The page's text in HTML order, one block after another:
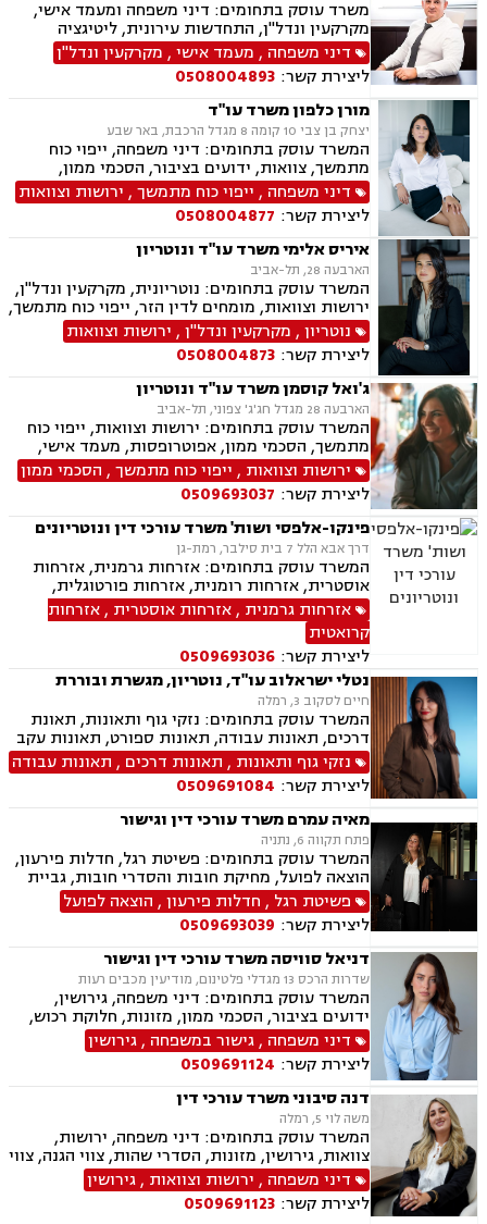
משרד עוסק בתחומים: דיני משפחה ומעמד אישי,
מקרקעין ונדל"ן, התחדשות עירונית, ליטיגציה
אזרחית-מסחרית, סכסוכים חוזיים, סכסוכים כספיים,
דיני חברות, ירושות וצוואות, ייפוי כוח מתמשך,
גישור.
דיני משפחה , מעמד אישי, מקרקעין ונדל"ן
ליצירת קשר: 0508004893
מורן כלפון משרד עו"ד
יצחק בן צבי 10 קומה 8 מגדל הרכבת, באר שבע
המשרד עוסק בתחומים: דיני משפחה, ייפוי כוח
מתמשך, צוואות, ידועים בציבור, הסכמי ממון,
אבהות, מזונות, משמורת, גירושין, נישואים אזרחיים,
ניכור הורי
דיני משפחה , ייפוי כוח מתמשך, ירושות וצוואות
ליצירת קשר: 0508004877
איריס אלימי משרד עו"ד ונוטריון
הארבעה 28, תל-אביב
המשרד עוסק בתחומים: נוטריונית, מקרקעין ונדל"ן,
ירושות וצוואות, מומחים לדין הזר, ייפוי כוח מתמשך,
מיסים, תמ"א 38, אזרחות זרה ודרכון זר.
נוטריון, מקרקעין ונדל"ן, ירושות וצוואות
ליצירת קשר: 0508004873
ג'ואל קוסמן משרד עו"ד ונוטריון
הארבעה 28 מגדל חג'ג' צפוני, תל-אביב
המשרד עוסק בתחומים: ירושות וצוואות, ייפוי כוח
מתמשך, הסכמי ממון, אפוטרופסות, מעמד אישי,
ידועים בציבור, אבהות, חלוקת רכוש, דיני עליה, דיני
מקרקעין, עסקאות מכר דירה מקבלן או יד שניה,
מיסוי מקרקעין, נוטריון עברית צרפתית אנגלית.
ירושות וצוואות , ייפוי כוח מתמשך, הסכמי ממון
ליצירת קשר: 0509693037
פינקו-אלפסי ושות' משרד עורכי דין ונוטריונים
דרך אבא הלל 7 בית סילבר, רמת-גן
המשרד עוסק בתחומים: אזרחות גרמנית, אזרחות
אוסטרית, אזרחות רומנית, אזרחות פורטוגלית,
אזרחות מרוקאית, אזרחות קרואטית, אזרחות
ספרדית, אזרחות צ'כית, ייפוי כוח מתמשך, נוטריון,
ירושות וצוואות, תמ"א 38
אזרחות גרמנית ,אזרחות אוסטרית ,אזרחות
קרואטית
ליצירת קשר: 0509693036
נטלי ישראלוב עו"ד, נוטריון, מגשרת ובוררת
חיים לסקוב 3, רמלה
המשרד עוסק בתחומים: נזקי גוף ותאונות, תאונת
דרכים, תאונות עבודה, תאונות ספורט, תאונות עקב
רשלנות, תאונות תלמידים, ביטוח לאומי, גישור,
רשלנות רפואית הריון ולידה, ירושות וצוואות, ייפוי
כוח מתמשך, ביטוח סיעודי, נפגעי עבירה, בריאות
הנפש,
נזקי גוף ותאונות , תאונות דרכים , תאונות עבודה
ליצירת קשר: 0509691084
מאיה עמרם משרד עורכי דין וגישור
פתח תקווה 6, נתניה
המשרד עוסק בתחומים: פשיטת רגל, חדלות פירעון,
הוצאה לפועל, מחיקת חובות והסדרי חובות, גביית
חובות, ירושות וצוואות, ייפוי כוח מתמשך, דיני
חברות, פירוקים והקפאת הליכים, מיזוגים ורכישות,
ליווי עסקי, ליווי מיזמי סטרטאפ.
פשיטת רגל , חדלות פירעון, הוצאה לפועל
ליצירת קשר: 0509693039
דניאל סוויסה משרד עורכי דין וגישור
שדרות הרכס 13 מגדלי פלטינום, מודיעין מכבים רעות
המשרד עוסק בתחומים: דיני משפחה, גירושין,
ידועים בציבור, הסכמי ממון, מזונות, חלוקת רכוש,
מעמד אישי, תיאום הורי, זמני שהות (החזקת ילדים),
אלימות במשפחה, ניכור הורי, אפוטרופסות, ירושות
וצוואות, גישור במשפחה, ליטיגציה, ייפוי כוח
מתמשך.
דיני משפחה ,גישור במשפחה ,גירושין
ליצירת קשר: 0509691124
דנה סיבוני משרד עורכי דין
משה לוי 5, רמלה
המשרד עוסק בתחומים: דיני משפחה, ירושות,
צוואות, גירושין, מזונות, הסדרי שהות, צווי הגנה, צווי
מניעה, הסכמי ממון, עריכת הסכמים משפטיים,
אפוטרופסות, חלוקת רכוש, מעמד אישי, ייפוי כוח
מתמשך.
דיני משפחה , ירושות וצוואות ,גירושין
ליצירת קשר: 0509691123